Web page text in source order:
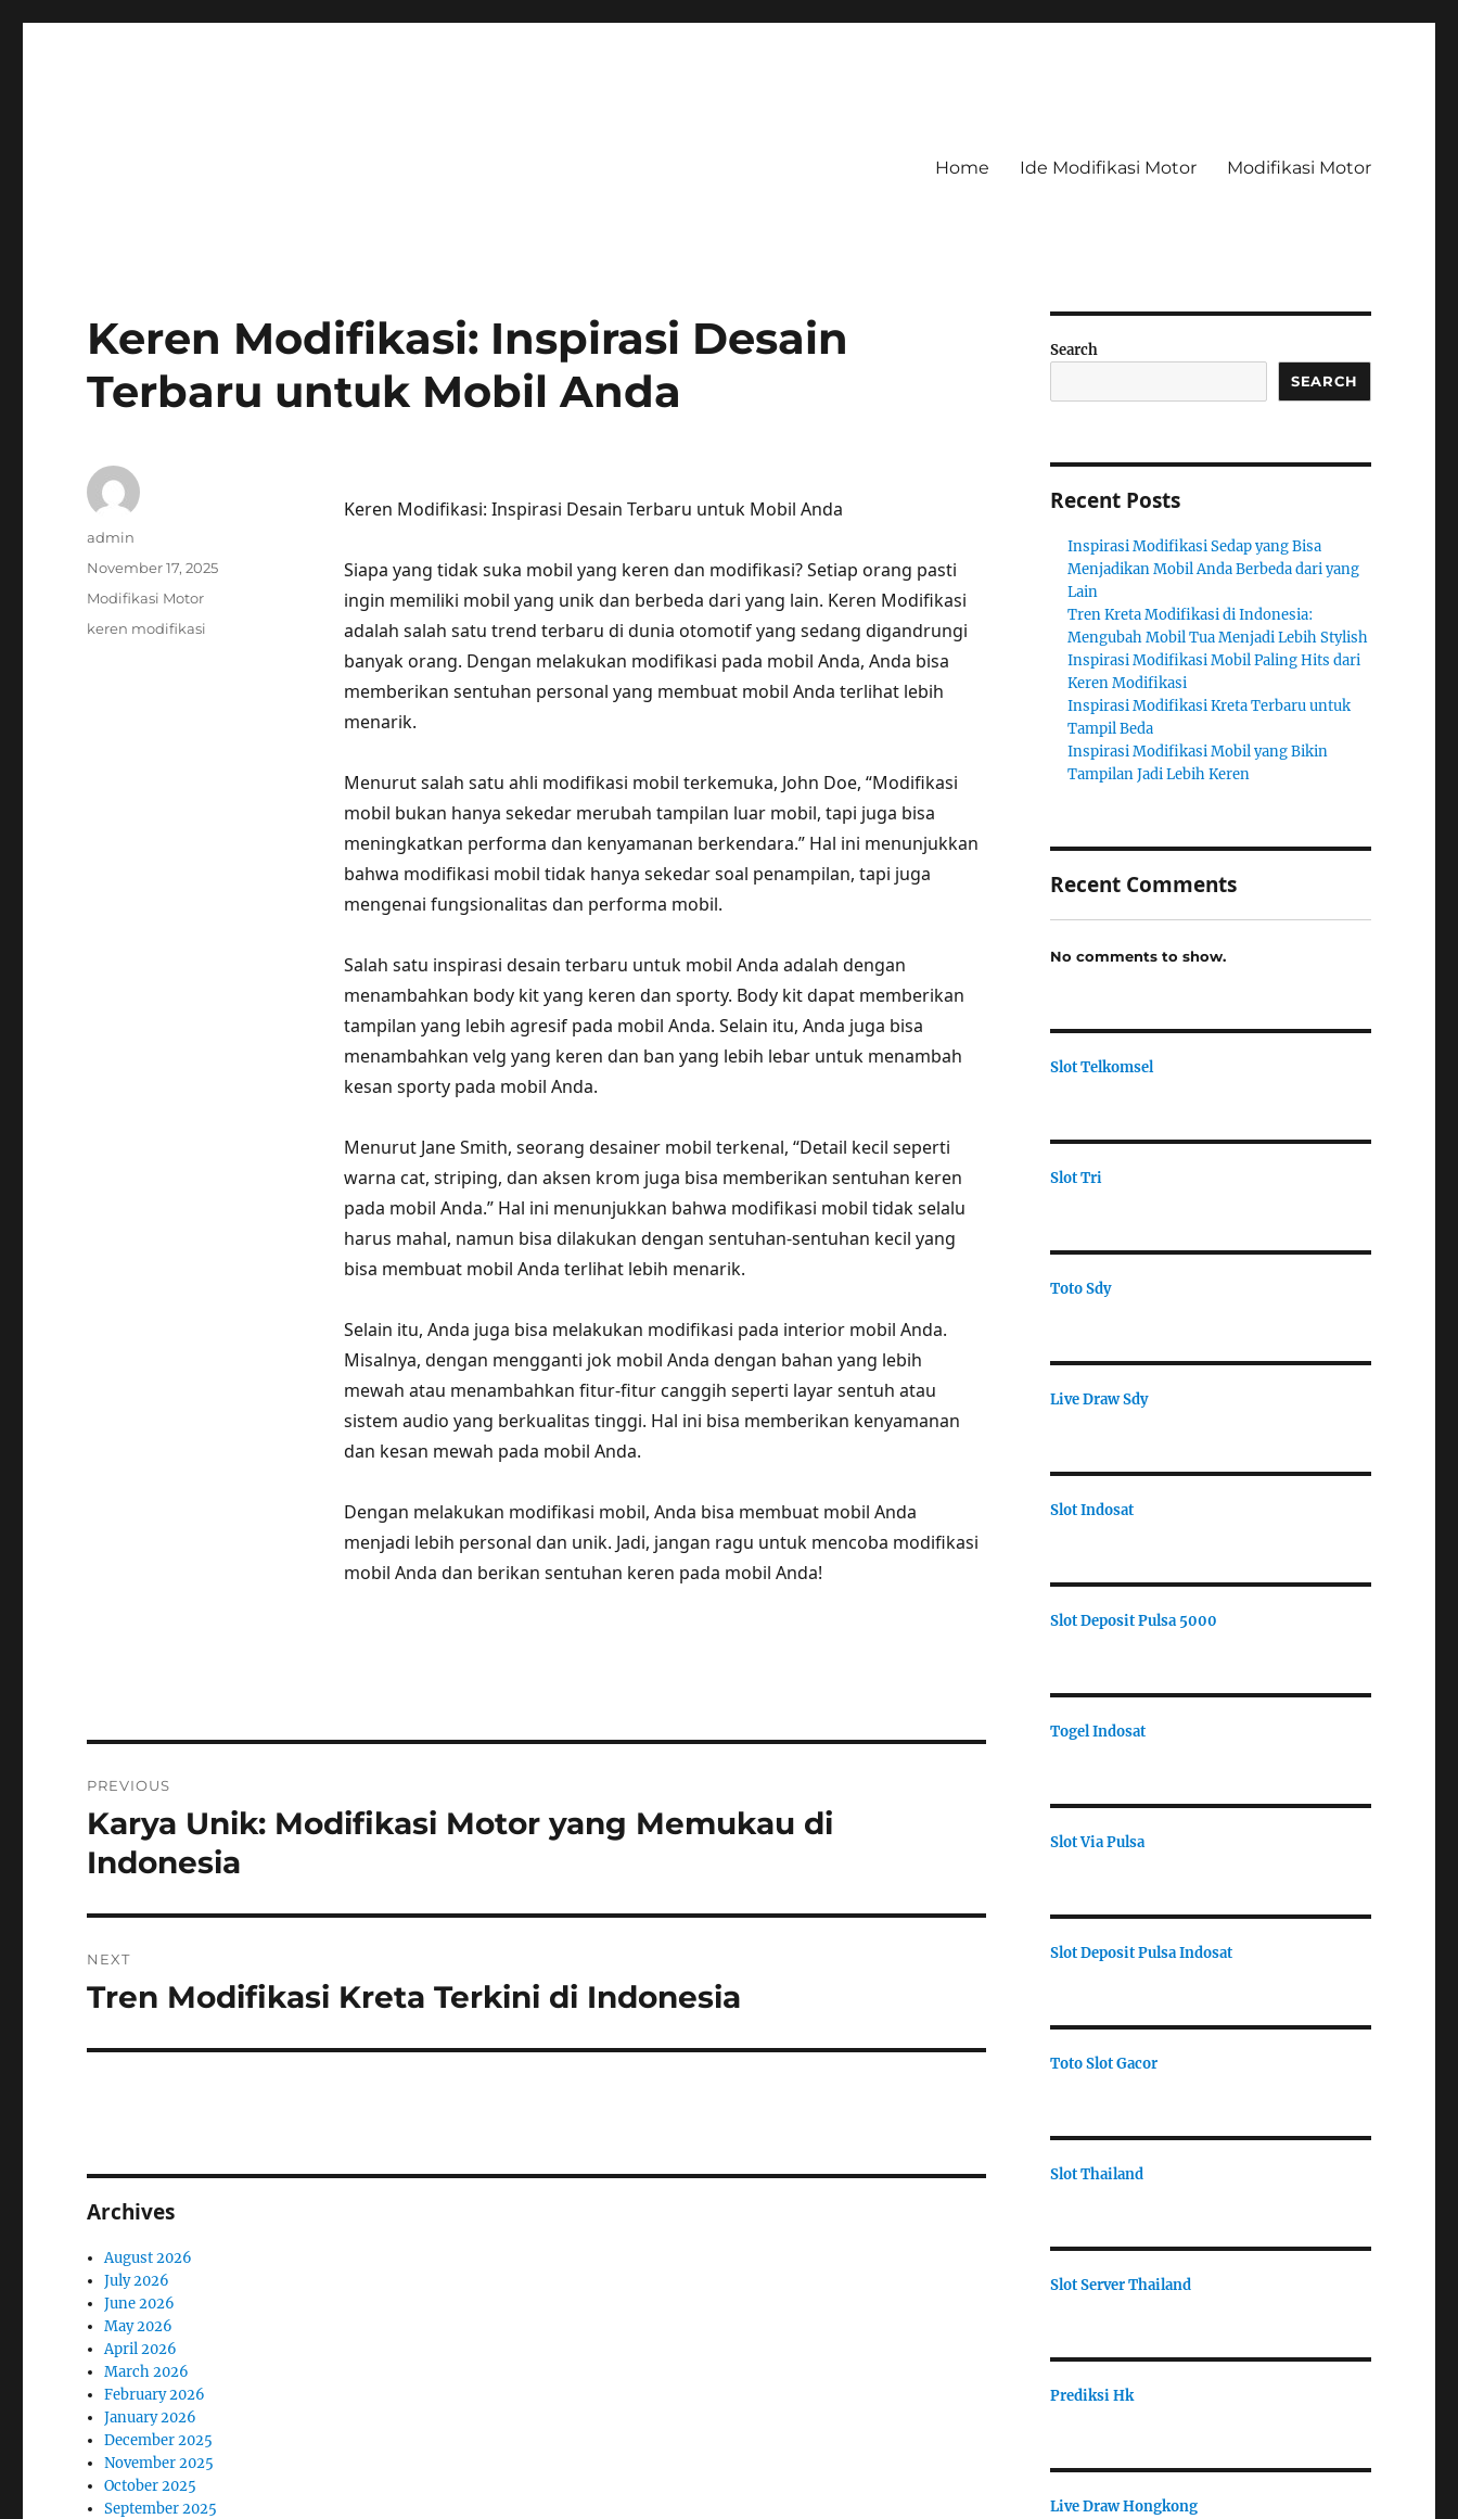
Home Ide Modifikasi Motor Modifikasi Motor
Keren Modifikasi: Inspirasi Desain
Terbaru untuk Mobil Anda
Keren Modifikasi: Inspirasi Desain Terbaru untuk Mobil Anda
Siapa yang tidak suka mobil yang keren dan modifikasi? Setiap orang pasti
ingin memiliki mobil yang unik dan berbeda dari yang lain. Keren Modifikasi
adalah salah satu trend terbaru di dunia otomotif yang sedang digandrungi
banyak orang. Dengan melakukan modifikasi pada mobil Anda, Anda bisa
memberikan sentuhan personal yang membuat mobil Anda terlihat lebih
menarik.
Menurut salah satu ahli modifikasi mobil terkemuka, John Doe, “Modifikasi
mobil bukan hanya sekedar merubah tampilan luar mobil, tapi juga bisa
meningkatkan performa dan kenyamanan berkendara.” Hal ini menunjukkan
bahwa modifikasi mobil tidak hanya sekedar soal penampilan, tapi juga
mengenai fungsionalitas dan performa mobil.
Salah satu inspirasi desain terbaru untuk mobil Anda adalah dengan
menambahkan body kit yang keren dan sporty. Body kit dapat memberikan
tampilan yang lebih agresif pada mobil Anda. Selain itu, Anda juga bisa
menambahkan velg yang keren dan ban yang lebih lebar untuk menambah
kesan sporty pada mobil Anda.
Menurut Jane Smith, seorang desainer mobil terkenal, “Detail kecil seperti
warna cat, striping, dan aksen krom juga bisa memberikan sentuhan keren
pada mobil Anda.” Hal ini menunjukkan bahwa modifikasi mobil tidak selalu
harus mahal, namun bisa dilakukan dengan sentuhan-sentuhan kecil yang
bisa membuat mobil Anda terlihat lebih menarik.
Selain itu, Anda juga bisa melakukan modifikasi pada interior mobil Anda.
Misalnya, dengan mengganti jok mobil Anda dengan bahan yang lebih
mewah atau menambahkan fitur-fitur canggih seperti layar sentuh atau
sistem audio yang berkualitas tinggi. Hal ini bisa memberikan kenyamanan
dan kesan mewah pada mobil Anda.
Dengan melakukan modifikasi mobil, Anda bisa membuat mobil Anda
menjadi lebih personal dan unik. Jadi, jangan ragu untuk mencoba modifikasi
mobil Anda dan berikan sentuhan keren pada mobil Anda!
Author
admin
Posted
November 17, 2025
Categories
Modifikasi Motor
Tags
keren modifikasi
navigation
PREVIOUS
Previous
post:
Karya Unik: Modifikasi Motor yang Memukau di
Indonesia
NEXT
Next
Tren Modifikasi Kreta Terkini di Indonesia
Archives
August 2026
July 2026
June 2026
May 2026
April 2026
March 2026
February 2026
January 2026
December 2025
November 2025
October 2025
September 2025
Search
SEARCH
Recent Posts
Inspirasi Modifikasi Sedap yang Bisa
Menjadikan Mobil Anda Berbeda dari yang
Lain
Tren Kreta Modifikasi di Indonesia:
Mengubah Mobil Tua Menjadi Lebih Stylish
Inspirasi Modifikasi Mobil Paling Hits dari
Keren Modifikasi
Inspirasi Modifikasi Kreta Terbaru untuk
Tampil Beda
Inspirasi Modifikasi Mobil yang Bikin
Tampilan Jadi Lebih Keren
Recent Comments
No comments to show.
Slot Telkomsel
Slot Tri
Toto Sdy
Live Draw Sdy
Slot Indosat
Slot Deposit Pulsa 5000
Togel Indosat
Slot Via Pulsa
Slot Deposit Pulsa Indosat
Toto Slot Gacor
Slot Thailand
Slot Server Thailand
Prediksi Hk
Live Draw Hongkong